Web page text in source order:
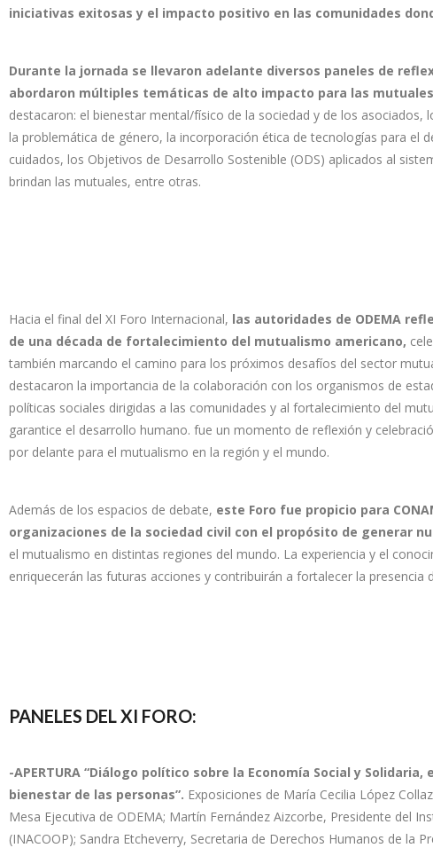
iniciativas exitosas y el impacto positivo en las comunidades
Durante la jornada se llevaron adelante diversos paneles de
abordaron múltiples temáticas de alto impacto para las
destacaron: el bienestar mental/físico de la sociedad y de los asociados,
la problemática de género, la incorporación ética de tecnologías para el
cuidados, los Objetivos de Desarrollo Sostenible (ODS) aplicados al
brindan las mutuales, entre otras.
Hacia el final del XI Foro Internacional, las autoridades de ODEMA
de una década de fortalecimiento del mutualismo americano,
también marcando el camino para los próximos desafíos del sector
destacaron la importancia de la colaboración con los organismos de
políticas sociales dirigidas a las comunidades y al fortalecimiento del
garantice el desarrollo humano. fue un momento de reflexión y
por delante para el mutualismo en la región y el mundo.
Además de los espacios de debate, este Foro fue propicio para
organizaciones de la sociedad civil con el propósito de generar
el mutualismo en distintas regiones del mundo. La experiencia y el
enriquecerán las futuras acciones y contribuirán a fortalecer la
PANELES DEL XI FORO:
-APERTURA “Diálogo político sobre la Economía Social y
bienestar de las personas”. Exposiciones de María Cecilia López
Mesa Ejecutiva de ODEMA; Martín Fernández Aizcorbe, Presidente del
(INACOOP); Sandra Etcheverry, Secretaria de Derechos Humanos de la